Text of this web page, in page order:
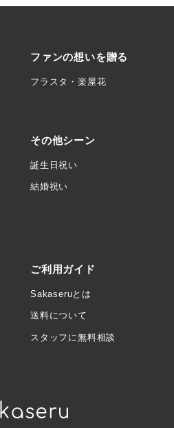
ファンの想いを贈る
フラスタ・楽屋花
その他シーン
誕生日祝い
結婚祝い
ご利用ガイド
Sakaseruとは
送料について
スタッフに無料相談